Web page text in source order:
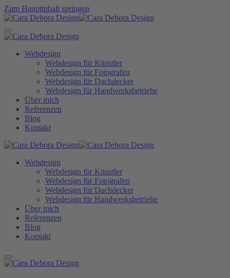
Zum Hauptinhalt springen
Webdesign
Webdesign für Künstler
Webdesign für Fotografen
Webdesign für Dachdecker
Webdesign für Handwerksbetriebe
Über mich
Referenzen
Blog
Kontakt
Webdesign
Webdesign für Künstler
Webdesign für Fotografen
Webdesign für Dachdecker
Webdesign für Handwerksbetriebe
Über mich
Referenzen
Blog
Kontakt